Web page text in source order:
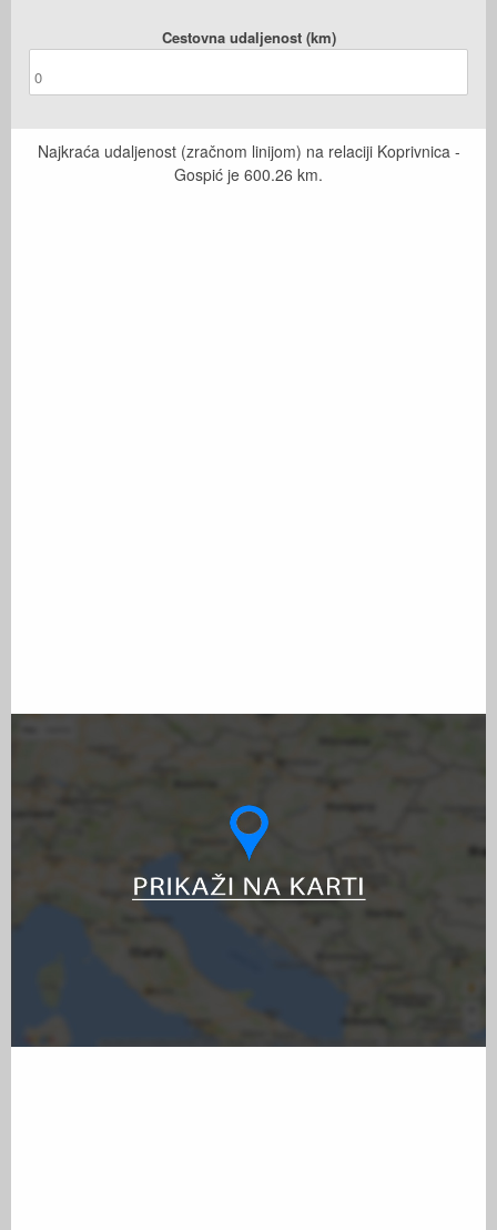
Cestovna udaljenost (km)
Najkraća udaljenost (zračnom linijom) na relaciji Koprivnica -
Gospić je 600.26 km.